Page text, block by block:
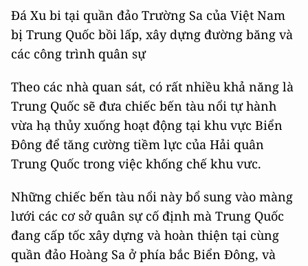
Đá Xu bi tại quần đảo Trường Sa của Việt Nam
bị Trung Quốc bồi lấp, xây dựng đường băng và
các công trình quân sự
Theo các nhà quan sát, có rất nhiều khả năng là
Trung Quốc sẽ đưa chiếc bến tàu nổi tự hành
vừa hạ thủy xuống hoạt động tại khu vực Biển
Đông để tăng cường tiềm lực của Hải quân
Trung Quốc trong việc khống chế khu vưc.
Những chiếc bến tàu nổi này bổ sung vào màng
lưới các cơ sở quân sự cố định mà Trung Quốc
đang cấp tốc xây dựng và hoàn thiện tại cùng
quần đảo Hoàng Sa ở phía bắc Biển Đông, và